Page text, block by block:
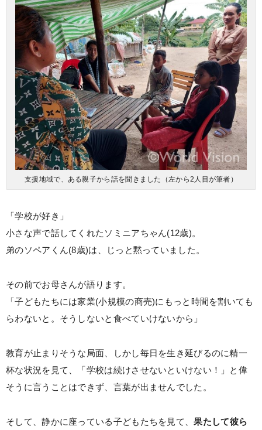
支援地域で、ある親子から話を聞きました（左から2人目が筆者）
「学校が好き」
小さな声で話してくれたソミニアちゃん(12歳)。
弟のソペアくん(8歳)は、じっと黙っていました。
その前でお母さんが語ります。
「子どもたちには家業(小規模の商売)にもっと時間を割いても
らわないと。そうしないと食べていけないから」
教育が止まりそうな局面、しかし毎日を生き延びるのに精一
杯な状況を見て、「学校は続けさせないといけない！」と偉
そうに言うことはできず、言葉が出ませんでした。
そして、静かに座っている子どもたちを見て、果たして彼ら